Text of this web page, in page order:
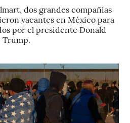
dos grandes compañías
vacantes en México para
por el presidente Donald
Trump.